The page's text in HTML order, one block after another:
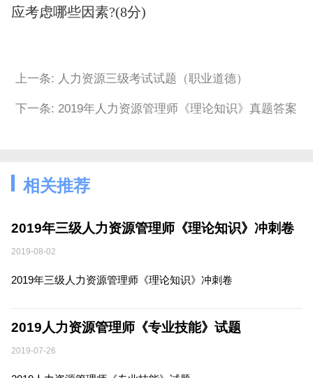
应考虑哪些因素?(8分)
上一条: 人力资源三级考试试题（职业道德）
下一条: 2019年人力资源管理师《理论知识》真题答案
相关推荐
2019年三级人力资源管理师《理论知识》冲刺卷
2019-08-02
2019年三级人力资源管理师《理论知识》冲刺卷
2019人力资源管理师《专业技能》试题
2019-07-26